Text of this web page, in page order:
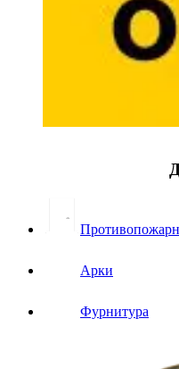
Арки
Фурнитура